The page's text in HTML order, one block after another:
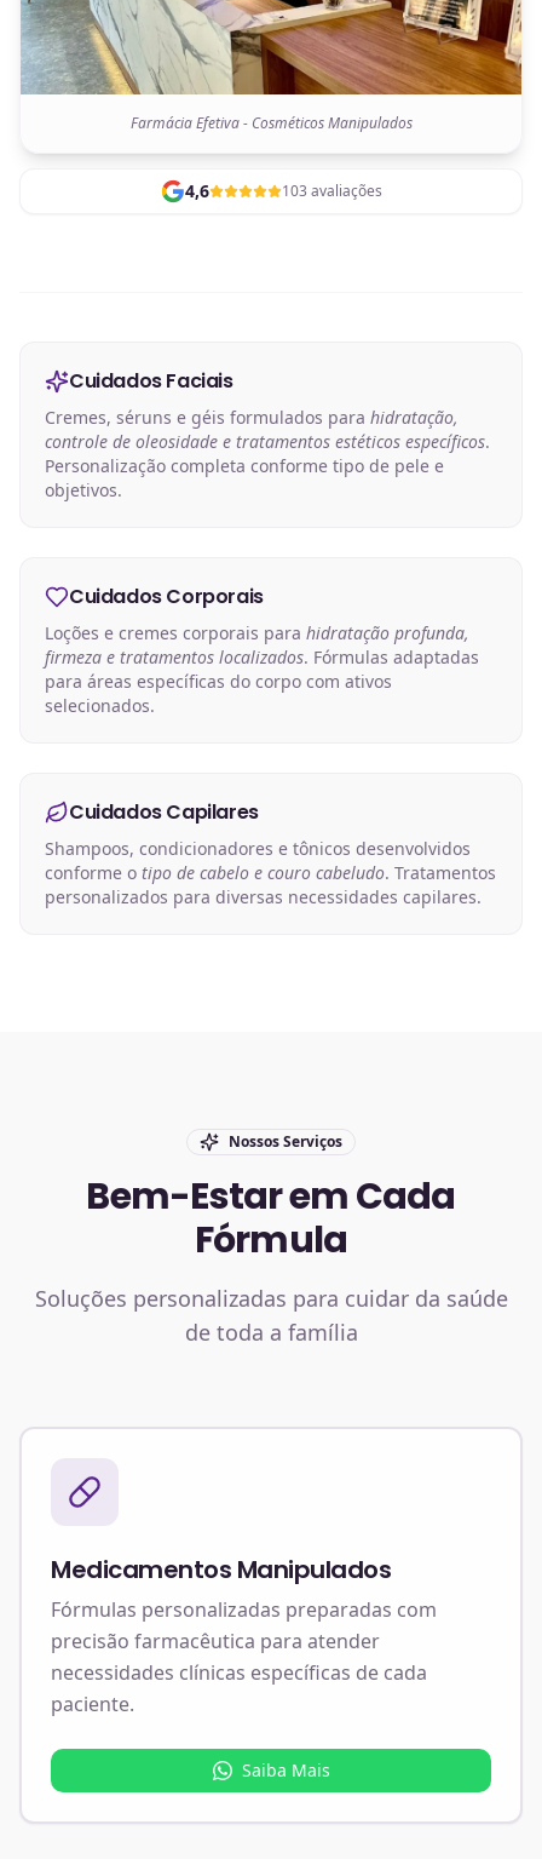
Farmácia Efetiva - Cosméticos Manipulados
4,6 103 avaliações
Cuidados Faciais
Cremes, séruns e géis formulados para hidratação,
controle de oleosidade e tratamentos estéticos específicos.
Personalização completa conforme tipo de pele e
objetivos.
Cuidados Corporais
Loções e cremes corporais para hidratação profunda,
firmeza e tratamentos localizados. Fórmulas adaptadas
para áreas específicas do corpo com ativos
selecionados.
Cuidados Capilares
Shampoos, condicionadores e tônicos desenvolvidos
conforme o tipo de cabelo e couro cabeludo. Tratamentos
personalizados para diversas necessidades capilares.
Nossos Serviços
Bem-Estar em Cada
Fórmula
Soluções personalizadas para cuidar da saúde
de toda a família
Medicamentos Manipulados
Fórmulas personalizadas preparadas com
precisão farmacêutica para atender
necessidades clínicas específicas de cada
paciente.
Saiba Mais